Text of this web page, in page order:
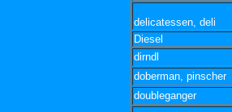
delicatessen, deli
Diesel
dirndl
doberman, pinscher
doubleganger